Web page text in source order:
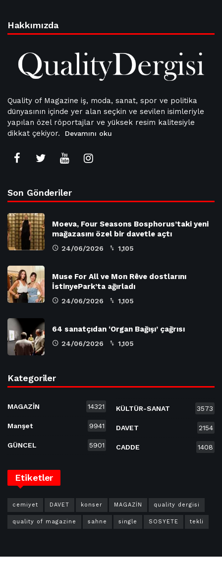
Hakkımızda
Quality of Magazine iş, moda, sanat, spor ve politika
dünyasının içinde yer alan seçkin ve sevilen isimleriyle
yapılan özel röportajlar ve yüksek resim kalitesiyle
dikkat çekiyor.
Devamını oku
Son Gönderiler
Moeva, Four Seasons Bosphorus’taki yeni
mağazasını özel bir davetle açtı
24/06/2026 1,105
Muse For All ve Mon Rêve dostlarını
İstinyePark’ta ağırladı
24/06/2026 1,105
64 sanatçıdan ‘Organ Bağışı’ çağrısı
24/06/2026 1,105
Kategoriler
MAGAZİN 14321
Manşet 9941
GÜNCEL 5901
KÜLTÜR-SANAT 3573
DAVET 2154
CADDE 1408
Etiketler
cemiyet DAVET konser MAGAZİN quality dergisi
quality of magazine sahne single SOSYETE tekli